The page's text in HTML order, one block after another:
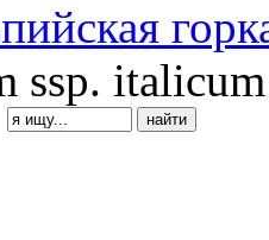
ssp. italicum